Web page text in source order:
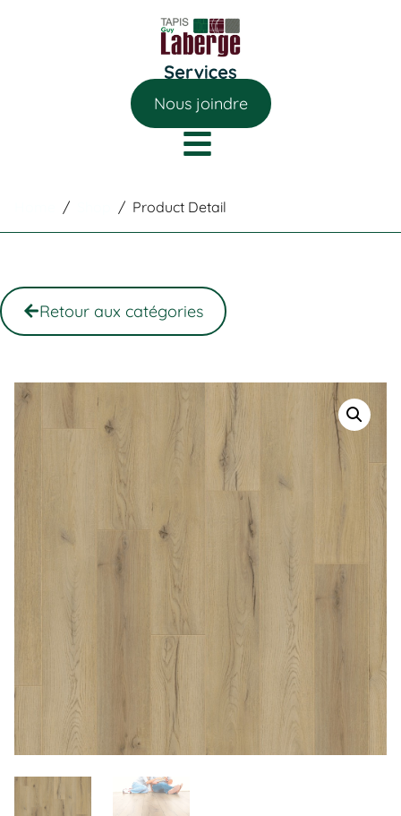
Nous joindre
/ / Product Detail
Retour aux catégories